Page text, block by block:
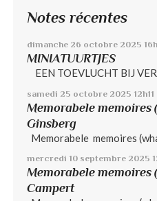
Notes récentes
dimanche 26 octobre 2025
MINIATUURTJES
EEN TOEVLUCHT BIJ
samedi 25 octobre 2025 12h11
Memorabele memoires
Ginsberg
Memorabele memoires
mercredi 10 septembre 2025
Memorabele memoires
Campert